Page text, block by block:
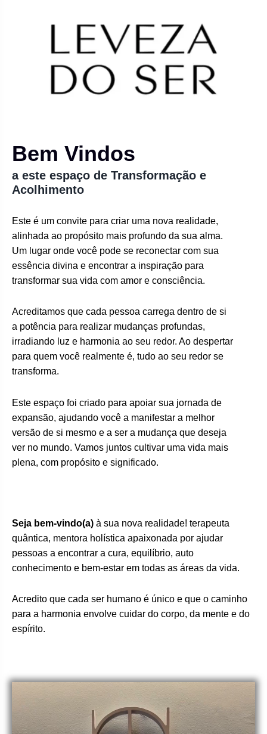
Bem Vindos
a este espaço de Transformação e
Acolhimento
Este é um convite para criar uma nova realidade,
alinhada ao propósito mais profundo da sua alma.
Um lugar onde você pode se reconectar com sua
essência divina e encontrar a inspiração para
transformar sua vida com amor e consciência.
Acreditamos que cada pessoa carrega dentro de si
a potência para realizar mudanças profundas,
irradiando luz e harmonia ao seu redor. Ao despertar
para quem você realmente é, tudo ao seu redor se
transforma.
Este espaço foi criado para apoiar sua jornada de
expansão, ajudando você a manifestar a melhor
versão de si mesmo e a ser a mudança que deseja
ver no mundo. Vamos juntos cultivar uma vida mais
plena, com propósito e significado.
Seja bem-vindo(a) à sua nova realidade! terapeuta
quântica, mentora holística apaixonada por ajudar
pessoas a encontrar a cura, equilíbrio, auto
conhecimento e bem-estar em todas as áreas da vida.
Acredito que cada ser humano é único e que o caminho
para a harmonia envolve cuidar do corpo, da mente e do
espírito.